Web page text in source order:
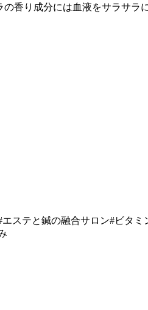
香り成分には血液をサラサラ
ステと鍼の融合サロン#ビタ